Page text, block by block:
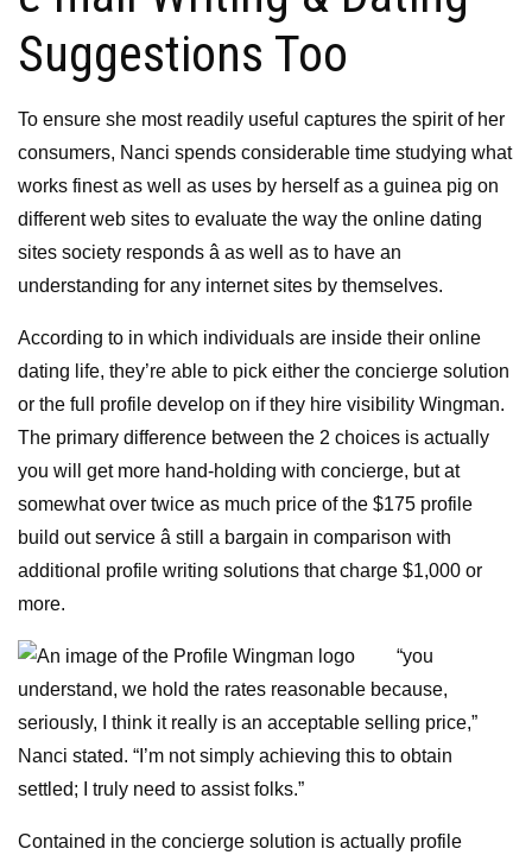
Suggestions Too
To ensure she most readily useful captures the spirit of her
consumers, Nanci spends considerable time studying what
works finest as well as uses by herself as a guinea pig on
different web sites to evaluate the way the online dating
sites society responds â as well as to have an
understanding for any internet sites by themselves.
According to in which individuals are inside their online
dating life, they’re able to pick either the concierge solution
or the full profile develop on if they hire visibility Wingman.
The primary difference between the 2 choices is actually
you will get more hand-holding with concierge, but at
somewhat over twice as much price of the $175 profile
build out service â still a bargain in comparison with
additional profile writing solutions that charge $1,000 or
more.
“you
understand, we hold the rates reasonable because,
seriously, I think it really is an acceptable selling price,”
Nanci stated. “I’m not simply achieving this to obtain
settled; I truly need to assist folks.”
Contained in the concierge solution is actually profile